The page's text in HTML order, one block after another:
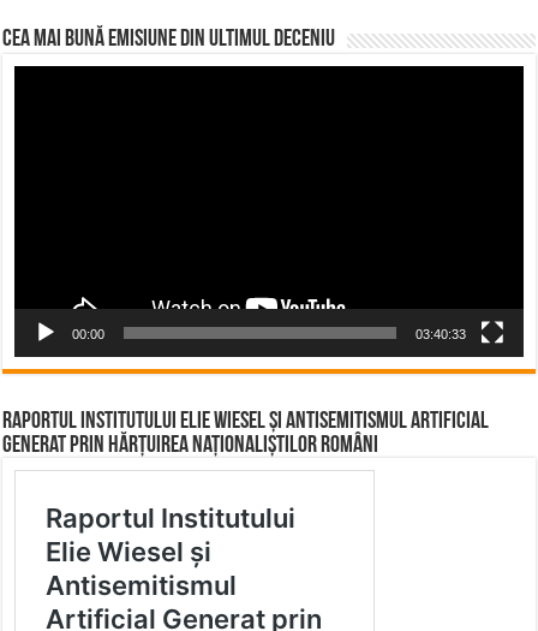
CEA MAI BUNĂ EMISIUNE DIN ULTIMUL DECENIU
00:00 03:40:33
Raportul Institutului Elie Wiesel și Antisemitismul Artificial
Generat prin Hărțuirea Naționaliștilor Români